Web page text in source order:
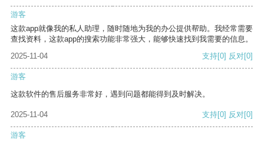
游客
这款app就像我的私人助理，随时随地为我的办公提供帮助。我经常需要
查找资料，这款app的搜索功能非常强大，能够快速找到我需要的信息。
2025-11-04
支持[0] 反对[0]
游客
这款软件的售后服务非常好，遇到问题都能得到及时解决。
2025-11-04 支持[0] 反对[0]
游客